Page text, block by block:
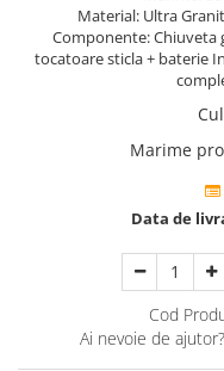
Material: Ultra Granit
Componente: Chiuveta
tocatoare sticla + baterie
Marime
Data de
Cod
Ai nevoie de ajutor?